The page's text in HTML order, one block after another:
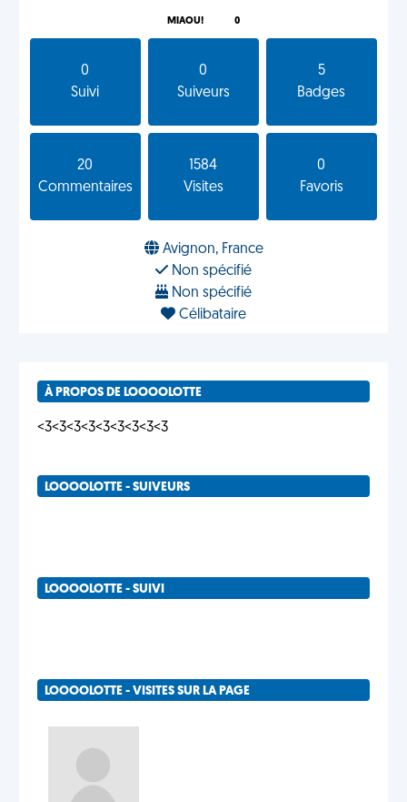
MIAOU! 0
0
Suivi
0
Suiveurs
5
Badges
20
Commentaires
1584
Visites
0
Favoris
Avignon, France
Non spécifié
Non spécifié
Célibataire
À PROPOS DE LOOOOLOTTE
<3<3<3<3<3<3<3<3<3
LOOOOLOTTE - SUIVEURS
LOOOOLOTTE - SUIVI
LOOOOLOTTE - VISITES SUR LA PAGE